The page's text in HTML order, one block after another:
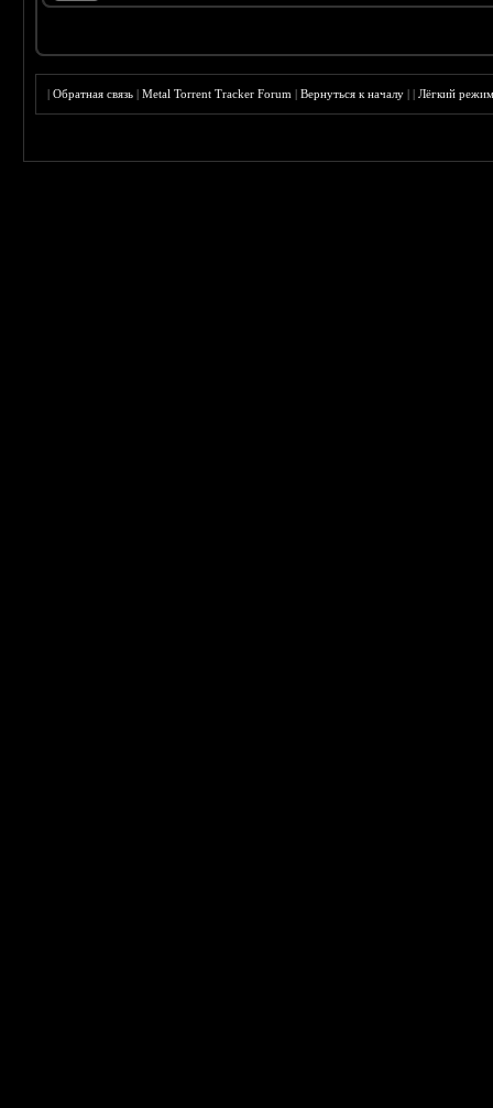
|Обратная связь |Metal Torrent Tracker Forum |Вернуться к началу ||Лёгкий